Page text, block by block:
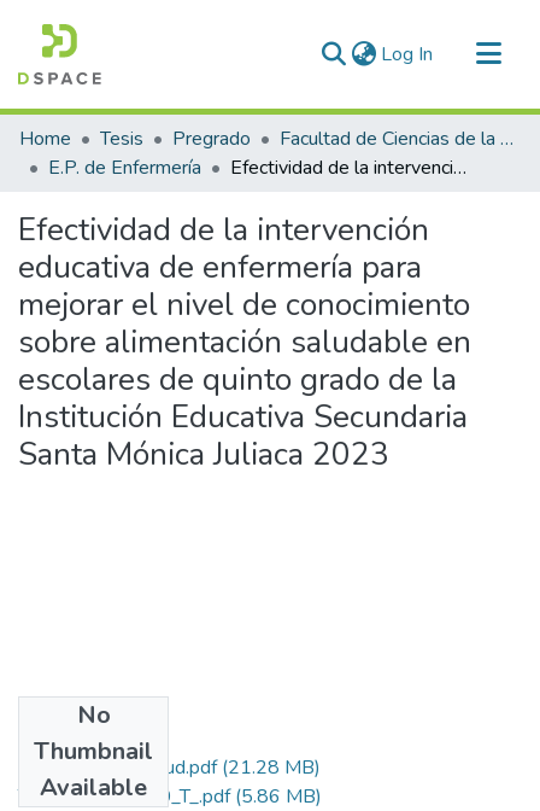
Log In (current)
Communities & Collections
All of DSpace
Home Tesis Pregrado
Facultad de Ciencias de la Salud
E.P. de Enfermería
Efectividad de la intervención educativa de enfermería para mejorar el nivel de conocimiento sobre alimentación saludable en escolares de quinto grado de la Institución Educativa Secundaria Santa Mónica Juliaca 2023
Efectividad de la intervención
educativa de enfermería para
mejorar el nivel de conocimiento
sobre alimentación saludable en
escolares de quinto grado de la
Institución Educativa Secundaria
Santa Mónica Juliaca 2023
No
Thumbnail
Available
Gradi de Similitud.pdf(21.28 MB)
T036_60363720_T_.pdf(5.86 MB)